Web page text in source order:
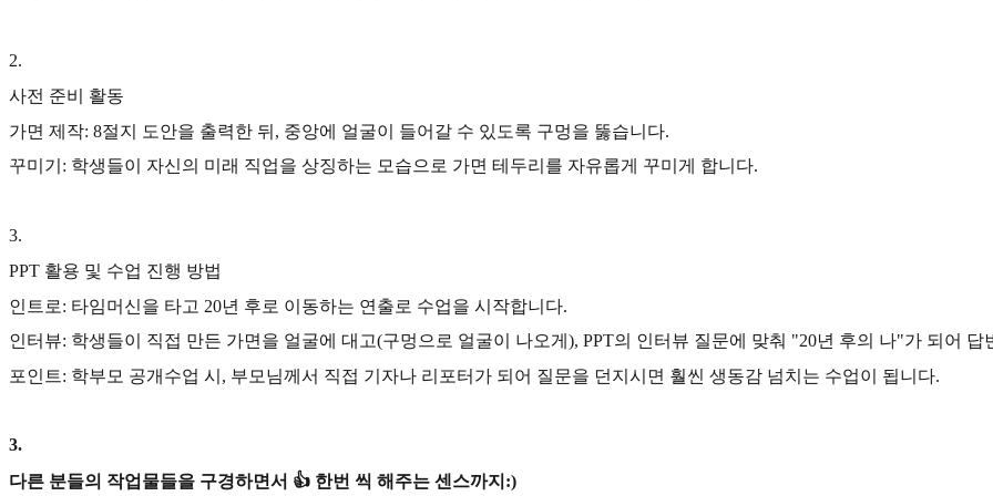
2.
사전 준비 활동
가면 제작: 8절지 도안을 출력한 뒤, 중앙에 얼굴이 들어갈 수 있도록 구멍을 뚫습니다.
꾸미기: 학생들이 자신의 미래 직업을 상징하는 모습으로 가면 테두리를 자유롭게 꾸미게 합니다.
3.
PPT 활용 및 수업 진행 방법
인트로: 타임머신을 타고 20년 후로 이동하는 연출로 수업을 시작합니다.
인터뷰: 학생들이 직접 만든 가면을 얼굴에 대고(구멍으로 얼굴이 나오게), PPT의 인터뷰 질문에 맞춰 "20년 후의 나"가 되어 답
포인트: 학부모 공개수업 시, 부모님께서 직접 기자나 리포터가 되어 질문을 던지시면 훨씬 생동감 넘치는 수업이 됩니다.
3.
다른 분들의 작업물들을 구경하면서 👍 한번 씩 해주는 센스까지:)